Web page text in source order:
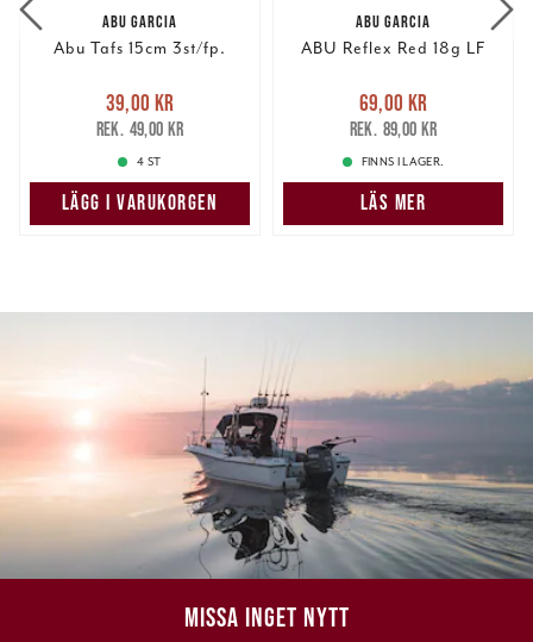
ABU GARCIA
Abu Tafs 15cm 3st/fp.
Nuvarande pris
39,00 krTidigare pris
49,00 kr
39,00 kr
49,00 kr
4 ST
LÄGG I VARUKORGEN
ABU GARCIA
ABU Reflex Red 18g LF
Nuvarande pris
69,00 krTidigare pris
89,00 kr
69,00 kr
89,00 kr
FINNS I LAGER.
LÄS MER
MISSA INGET NYTT